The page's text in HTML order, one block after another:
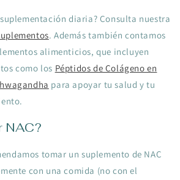
diaria? Consulta nuestra
. Además también contamos
alimenticios, que incluyen
como los Péptidos de Colágeno en
para apoyar tu salud y tu
NAC?
tomar un suplemento de NAC
con una comida (no con el